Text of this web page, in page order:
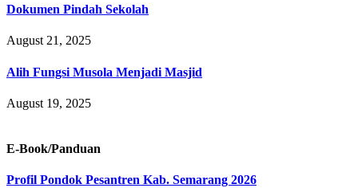
Dokumen Pindah Sekolah
August 21, 2025
Alih Fungsi Musola Menjadi Masjid
August 19, 2025
E-Book/Panduan
Profil Pondok Pesantren Kab. Semarang 2026